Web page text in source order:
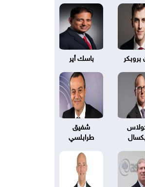
بروبكر باسك أير
شفيق
طرابلسي